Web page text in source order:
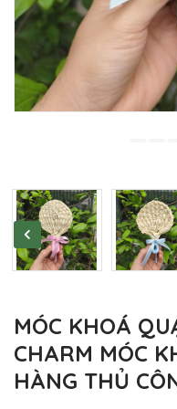
MÓC KHOÁ
CHARM MÓC
HÀNG THỦ